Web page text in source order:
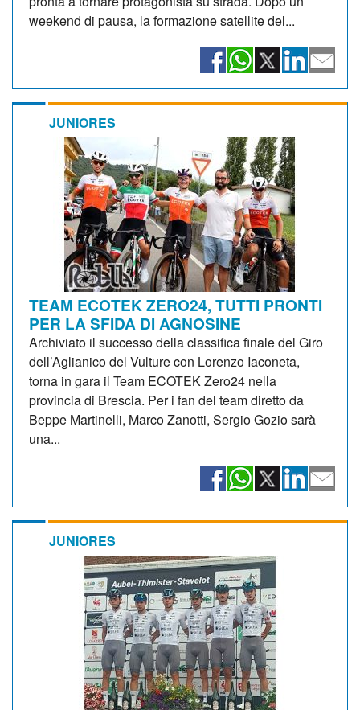
weekend di pausa, la formazione satellite del...
JUNIORES
TEAM ECOTEK ZERO24, TUTTI PRONTI
PER LA SFIDA DI AGNOSINE
Archiviato il successo della classifica finale del Giro
dell’Aglianico del Vulture con Lorenzo Iaconeta,
torna in gara il Team ECOTEK Zero24 nella
provincia di Brescia. Per i fan del team diretto da
Beppe Martinelli, Marco Zanotti, Sergio Gozio sarà
una...
JUNIORES